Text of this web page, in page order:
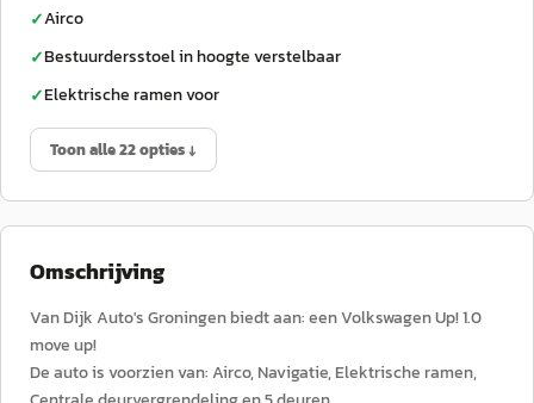
✓Airco
✓Bestuurdersstoel in hoogte verstelbaar
✓Elektrische ramen voor
Toon alle 22 opties ↓
Omschrijving
Van Dijk Auto's Groningen biedt aan: een Volkswagen Up! 1.0
move up!
De auto is voorzien van: Airco, Navigatie, Elektrische ramen,